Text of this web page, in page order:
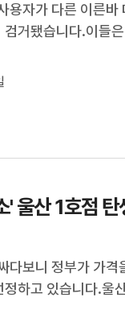
용자가 다른 이른바
거됐습니다.이들
다.황두길 기자가
' 울산 1호점 탄
다보니 정부가 가격
하고 있습니다.울